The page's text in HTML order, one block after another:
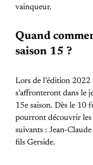
vainqueur.
Quand
saison 15 ?
Lors de l’édition
s’affronteront dans le
15e saison. Dès le 10
pourront découvrir les
suivants : Jean-
fils Gerside.